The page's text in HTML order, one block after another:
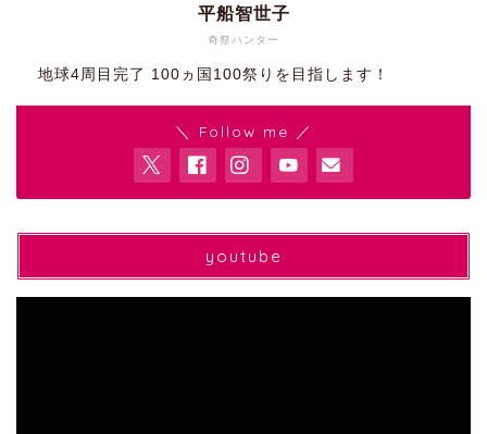
奇祭ハンター
平船智世子
地球4周目完了 100ヵ国100祭りを目指します！
＼ Follow me ／
youtube